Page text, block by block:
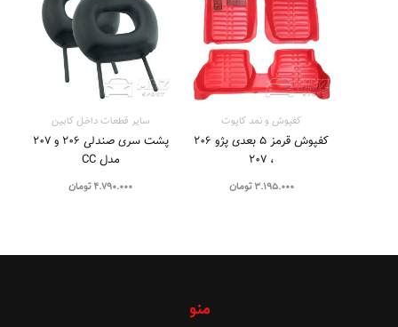
کفپوش و نمد کاپوت
کفپوش قرمز ۵ بعدی پژو ۲۰۶
، ۲۰۷
3.195.000 تومان
سایر قطعات داخل کابین
پشت سری صندلی ۲۰۶ و ۲۰۷
مدل CC
4.790.000تومان
منو